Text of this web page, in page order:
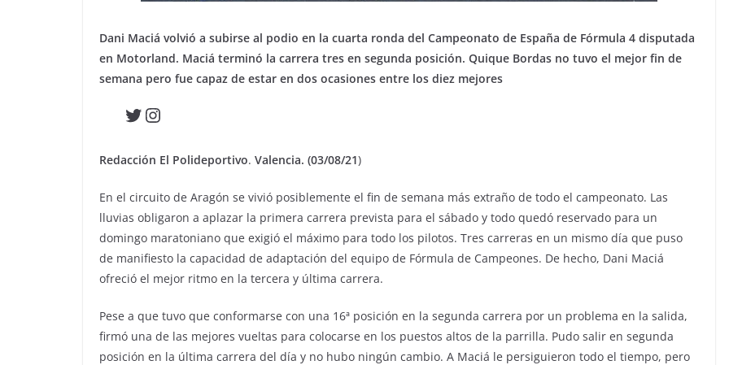
Dani Maciá volvió a subirse al podio en la cuarta ronda del Campeonato de España de Fórmula 4 disputada
en Motorland. Maciá terminó la carrera tres en segunda posición. Quique Bordas no tuvo el mejor fin de
semana pero fue capaz de estar en dos ocasiones entre los diez mejores
Twitter
Instagram
Redacción El Polideportivo. Valencia. (03/08/21)
En el circuito de Aragón se vivió posiblemente el fin de semana más extraño de todo el campeonato. Las
lluvias obligaron a aplazar la primera carrera prevista para el sábado y todo quedó reservado para un
domingo maratoniano que exigió el máximo para todo los pilotos. Tres carreras en un mismo día que puso
de manifiesto la capacidad de adaptación del equipo de Fórmula de Campeones. De hecho, Dani Maciá
ofreció el mejor ritmo en la tercera y última carrera.
Pese a que tuvo que conformarse con una 16ª posición en la segunda carrera por un problema en la salida,
firmó una de las mejores vueltas para colocarse en los puestos altos de la parrilla. Pudo salir en segunda
posición en la última carrera del día y no hubo ningún cambio. A Maciá le persiguieron todo el tiempo, pero